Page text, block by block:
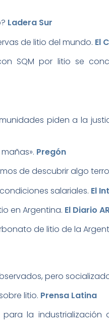
Ladera Sur
de litio del mundo. El
SQM por litio se
Pregón
de descubrir algo
salariales. El
en Argentina.­ El Diario
de litio de la
pero
litio.­ Prensa Latina
la industrialización